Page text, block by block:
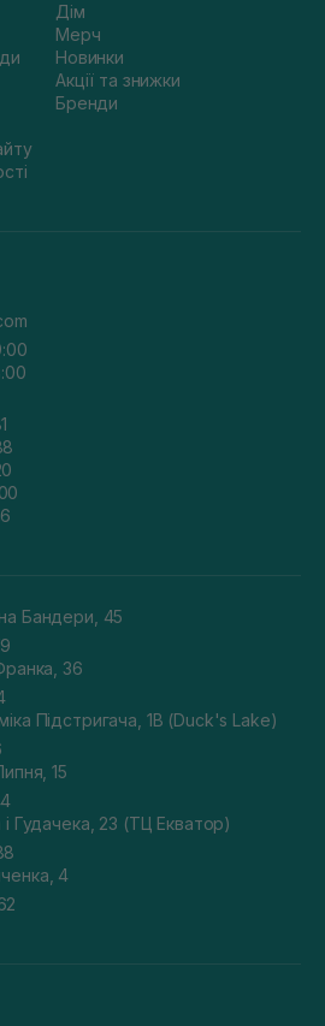
Дім
Мерч
Новинки
Акції та знижки
Бренди
Бандери, 45
36
Підстригача, 1В (Duck's Lake)
15
і Гудачека, 23 (ТЦ Екватор)
4